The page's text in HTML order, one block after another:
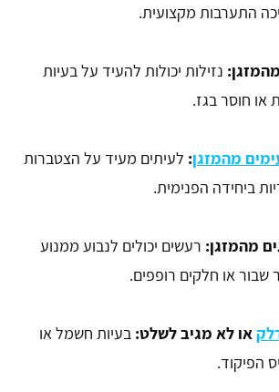
התערבות מקצועית.
: נזילות יכולות להעיד על בעיות
או חוסר בגז.
מהמזגן: לעיתים מעיד על הצטברות
ביחידה הפנימית.
מהמזגן: רעשים יכולים לנבוע ממנוע
שבור או חלקים רופפים.
או לא מגיב לשלט: בעיות חשמל או
הפיקוד.